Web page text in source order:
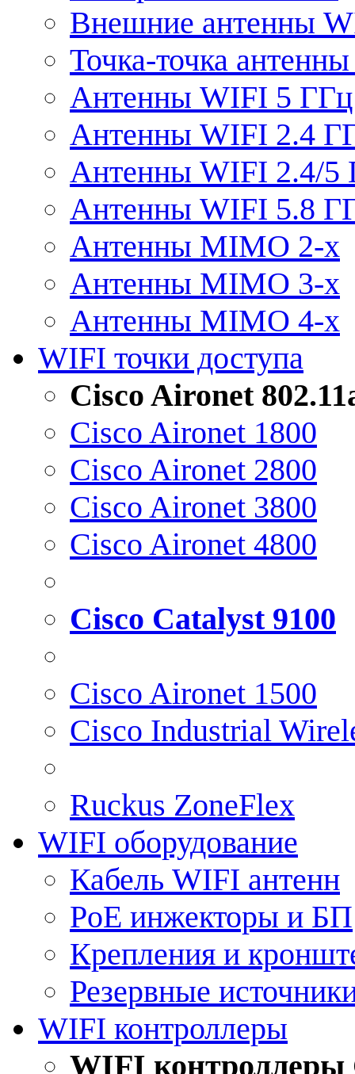
Внешние антенны
Точка-точка
Антенны WIFI 5 ГГц
Антенны WIFI 2.4
Антенны WIFI 2.4/5
Антенны WIFI 5.8
Антенны MIMO 2-x
Антенны MIMO 3-x
Антенны MIMO 4-x
WIFI точки доступа
Cisco Aironet
Cisco Aironet 1800
Cisco Aironet 2800
Cisco Aironet 3800
Cisco Aironet 4800
Cisco Catalyst 9100
Cisco Aironet 1500
Cisco Industrial
Ruckus ZoneFlex
WIFI оборудование
Кабель WIFI антенн
PoE инжекторы и БП
Крепления и
Резервные
WIFI контроллеры
WIFI контроллеры